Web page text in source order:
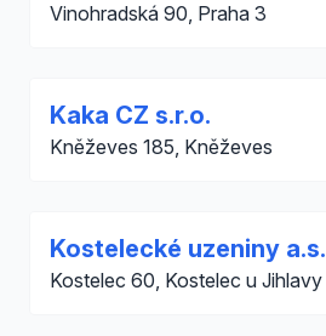
Vinohradská 90, Praha 3
Kaka CZ s.r.o.
Kněževes 185, Kněževes
Kostelecké uzeniny a.s.
Kostelec 60, Kostelec u Jihlavy